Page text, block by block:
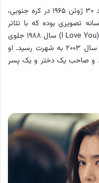
چو جائه هیون (Cho Jae-hyun) متولد ۳۰ ژوئن ۱۹۶۵ در کره جنوبی،
تصویری بوده که با تئاتر
شروع کرد و با فیلم کوتاه دوستت دارم (I Love You) سال ۱۹۸۸ جلوی
دوربین رفت و با سریال دامو (Damo) سال ۲۰۰۳ به شهرت رسید. او
ازدواج کرد و صاحب یک دختر و یک پسر